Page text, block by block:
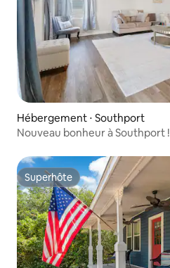
Hébergement ⋅ Southport
Nouveau bonheur à Southport !
Superhôte
Superhôte